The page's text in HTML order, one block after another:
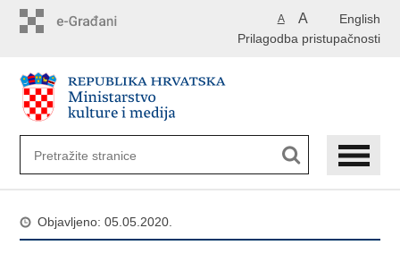
English
A A
Prilagodba pristupačnosti
Objavljeno: 05.05.2020.